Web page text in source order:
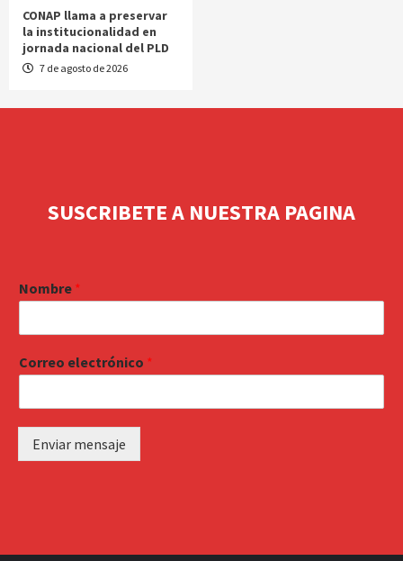
CONAP llama a preservar
la institucionalidad en
jornada nacional del PLD
7 de agosto de 2026
SUSCRIBETE A NUESTRA PAGINA
Nombre *
Correo electrónico *
Enviar mensaje